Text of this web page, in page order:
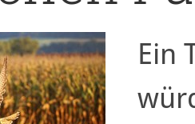
Ein